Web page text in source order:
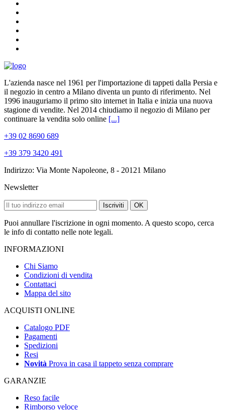
L'azienda nasce nel 1961 per l'importazione di tappeti dalla Persia e
il negozio in centro a Milano diventa un punto di riferimento. Nel
1996 inauguriamo il primo sito internet in Italia e inizia una nuova
stagione di vendite. Nel 2014 chiudiamo il negozio di Milano per
continuare la vendita solo online [...]
+39 02 8690 689
+39 379 3420 491
Indirizzo: Via Monte Napoleone, 8 - 20121 Milano
Newsletter
Iscriviti OK
Puoi annullare l'iscrizione in ogni momento. A questo scopo, cerca
le info di contatto nelle note legali.
INFORMAZIONI
Chi Siamo
Condizioni di vendita
Contattaci
Mappa del sito
ACQUISTI ONLINE
Catalogo PDF
Pagamenti
Spedizioni
Resi
Novità Prova in casa il tappeto senza comprare
GARANZIE
Reso facile
Rimborso veloce